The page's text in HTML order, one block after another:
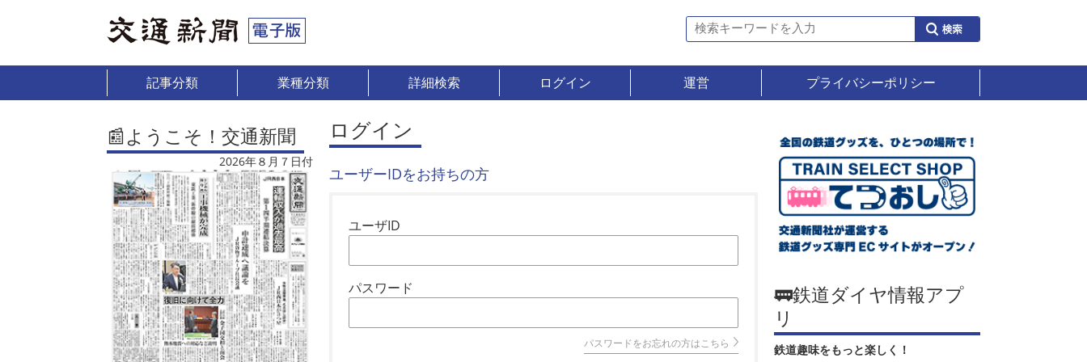
記事分類 業種分類 詳細検索 ログイン 運営 プライバシーポリシー
📰ようこそ！交通新聞
2026年８月７日付
ログイン
ユーザーIDをお持ちの方
ユーザID
パスワード
パスワードをお忘れの方はこちら
🚃鉄道ダイヤ情報アプ
リ
鉄道趣味をもっと楽しく！